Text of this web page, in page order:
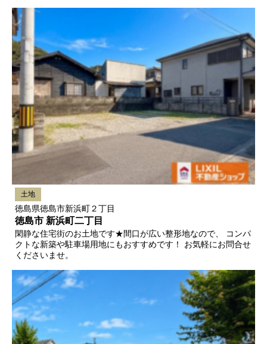
土地
徳島県徳島市新浜町２丁目
徳島市 新浜町二丁目
閑静な住宅街のお土地です★間口が広い整形地なので、 コンパ
クトな新築や駐車場用地にもおすすめです！ お気軽にお問合せ
くださいませ。